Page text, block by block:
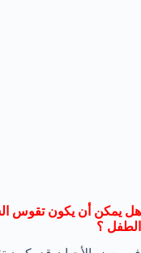
هل يمكن أن يكون تقوس
الطفل ؟